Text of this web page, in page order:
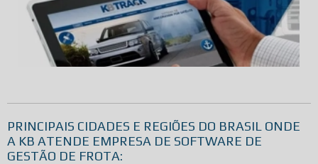
PRINCIPAIS CIDADES E REGIÕES DO BRASIL ONDE
A KB ATENDE EMPRESA DE SOFTWARE DE
GESTÃO DE FROTA: